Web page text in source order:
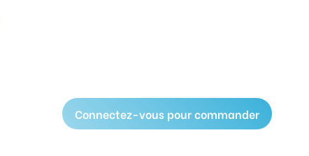
Connectez-vous pour commander